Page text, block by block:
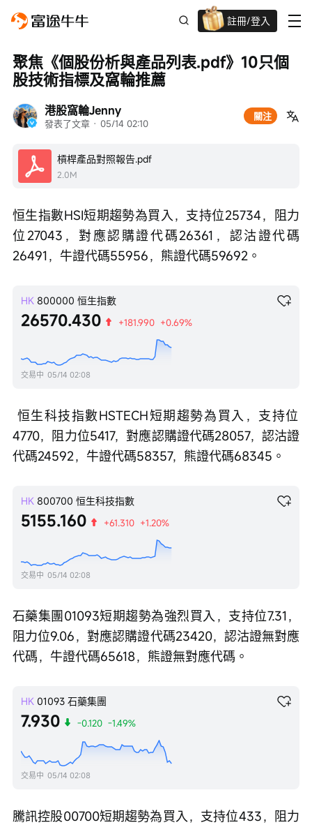
註冊/登入
迎新驚喜賞 股票/BTC等任你揀!
港股窩輪Jenny
發表了文章 · 05/14 02:10
關注
聚焦《個股份析與產品列表.pdf》10只個
股技術指標及窩輪推薦
槓桿產品對照報告.pdf
2.0M
恒生指數HSI短期趨勢為買入，支持位25734，阻力
位27043，對應認購證代碼26361，認沽證代碼
26491，牛證代碼55956，熊證代碼59692。
HK 800000 恒生指數
26570.430 +181.990 +0.69%
交易中 05/14 02:08
4770，阻力位5417，對應認購證代碼28057，認沽證
代碼24592，牛證代碼58357，熊證代碼68345。
HK 800700 恒生科技指數
5155.160 +61.310 +1.20%
交易中 05/14 02:08
石藥集團01093短期趨勢為強烈買入，支持位7.31，
阻力位9.06，對應認購證代碼23420，認沽證無對應
代碼，牛證代碼65618，熊證無對應代碼。
HK 01093 石藥集團
7.930 -0.120 -1.49%
交易中 05/14 02:08
騰訊控股00700短期趨勢為買入，支持位433，阻力